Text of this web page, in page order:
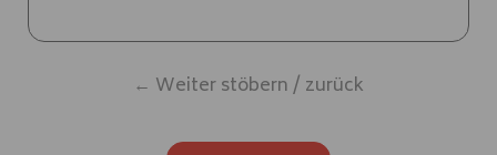
← Weiter stöbern / zurück